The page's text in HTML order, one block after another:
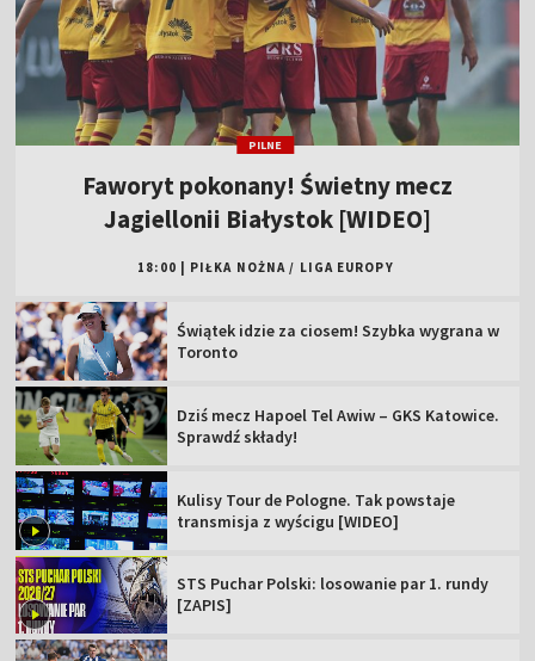
PILNE
Faworyt pokonany! Świetny mecz
Jagiellonii Białystok [WIDEO]
18:00 PIŁKA NOŻNA / LIGA EUROPY
Świątek idzie za ciosem! Szybka wygrana w
Toronto
Dziś mecz Hapoel Tel Awiw – GKS Katowice.
Sprawdź składy!
Kulisy Tour de Pologne. Tak powstaje
transmisja z wyścigu [WIDEO]
STS Puchar Polski: losowanie par 1. rundy
[ZAPIS]